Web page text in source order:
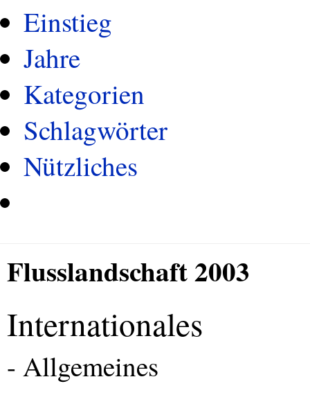
Einstieg
Jahre
Kategorien
Schlagwörter
Nützliches
Flusslandschaft 2003
Internationales
- Allgemeines